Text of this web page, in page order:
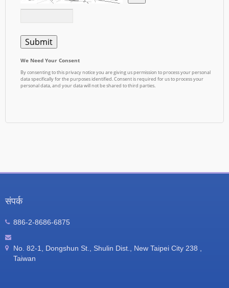
संपर्क
886-2-8686-6875
No. 82-1, Dongshun St., Shulin Dist., New Taipei City 238 ,
Taiwan